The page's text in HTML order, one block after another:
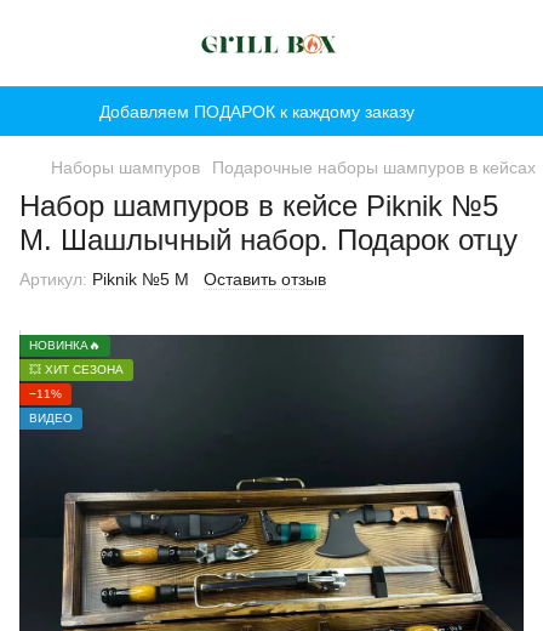
Добавляем ПОДАРОК к каждому заказу
Наборы шампуров Подарочные наборы шампуров в кейсах
Набор шампуров в кейсе Piknik №5
M. Шашлычный набор. Подарок отцу
Артикул: Piknik №5 M Оставить отзыв
НОВИНКА🔥
💥 ХИТ СЕЗОНА
−11%
ВИДЕО